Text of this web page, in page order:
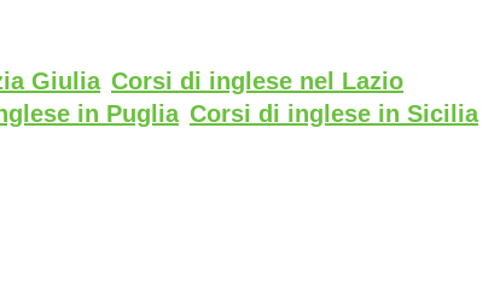
Giulia Corsi di inglese nel Lazio
in Puglia Corsi di inglese in Sicilia